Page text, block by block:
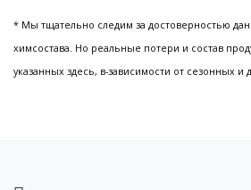
* Мы тщательно следим за достоверностью
химсостава. Но реальные потери и состав
указанных здесь, в-зависимости от сезонных и